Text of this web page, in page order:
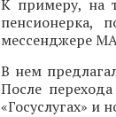
К примеру, на
пенсионерка,
мессенджере
В нем
После
«Госуслугах»